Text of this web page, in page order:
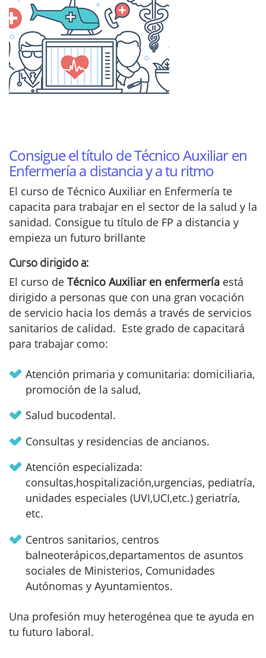
Consigue el título de Técnico Auxiliar en
Enfermería a distancia y a tu ritmo
El curso de Técnico Auxiliar en Enfermería te
capacita para trabajar en el sector de la salud y la
sanidad. Consigue tu título de FP a distancia y
empieza un futuro brillante
Curso dirigido a:
El curso de Técnico Auxiliar en enfermería está
dirigido a personas que con una gran vocación
de servicio hacia los demás a través de servicios
sanitarios de calidad. Este grado de capacitará
para trabajar como:
Atención primaria y comunitaria: domiciliaria,
promoción de la salud,
Salud bucodental.
Consultas y residencias de ancianos.
Atención especializada:
consultas,hospitalización,urgencias, pediatría,
unidades especiales (UVI,UCI,etc.) geriatría,
etc.
Centros sanitarios, centros
balneoterápicos,departamentos de asuntos
sociales de Ministerios, Comunidades
Autónomas y Ayuntamientos.
Una profesión muy heterogénea que te ayuda en
tu futuro laboral.